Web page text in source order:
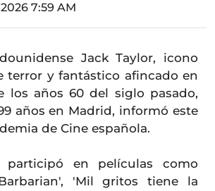
7:59 AM
Jack Taylor, icono
terror y fantástico afincado en
los años 60 del siglo pasado,
años en Madrid, informó este
de Cine española.
participó en películas como
'Mil gritos tiene la